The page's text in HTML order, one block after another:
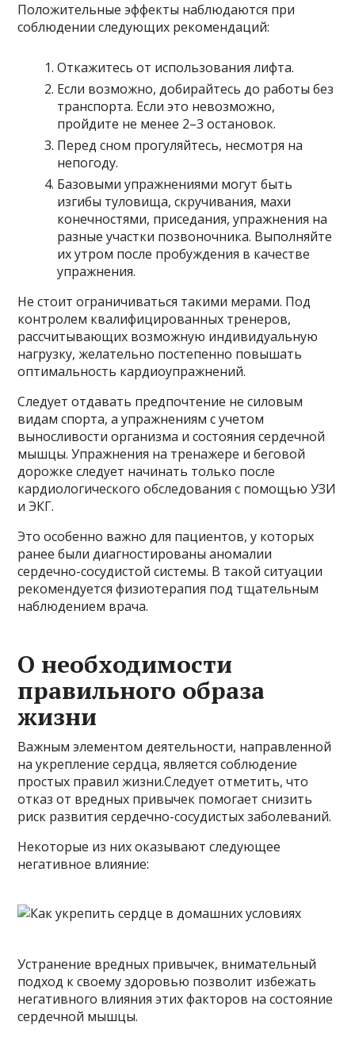
Положительные эффекты наблюдаются при
соблюдении следующих рекомендаций:
Откажитесь от использования лифта.
Если возможно, добирайтесь до работы без
транспорта. Если это невозможно,
пройдите не менее 2–3 остановок.
Перед сном прогуляйтесь, несмотря на
непогоду.
Базовыми упражнениями могут быть
изгибы туловища, скручивания, махи
конечностями, приседания, упражнения на
разные участки позвоночника. Выполняйте
их утром после пробуждения в качестве
упражнения.
Не стоит ограничиваться такими мерами. Под
контролем квалифицированных тренеров,
рассчитывающих возможную индивидуальную
нагрузку, желательно постепенно повышать
оптимальность кардиоупражнений.
Следует отдавать предпочтение не силовым
видам спорта, а упражнениям с учетом
выносливости организма и состояния сердечной
мышцы. Упражнения на тренажере и беговой
дорожке следует начинать только после
кардиологического обследования с помощью УЗИ
и ЭКГ.
Это особенно важно для пациентов, у которых
ранее были диагностированы аномалии
сердечно-сосудистой системы. В такой ситуации
рекомендуется физиотерапия под тщательным
наблюдением врача.
О необходимости
правильного образа
жизни
Важным элементом деятельности, направленной
на укрепление сердца, является соблюдение
простых правил жизни.Следует отметить, что
отказ от вредных привычек помогает снизить
риск развития сердечно-сосудистых заболеваний.
Некоторые из них оказывают следующее
негативное влияние:
Устранение вредных привычек, внимательный
подход к своему здоровью позволит избежать
негативного влияния этих факторов на состояние
сердечной мышцы.